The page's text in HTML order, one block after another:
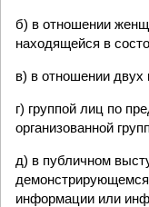
б) в отношении
находящейся в
в) в отношении двух
г) группой лиц по
организованной
д) в публичном
информации или